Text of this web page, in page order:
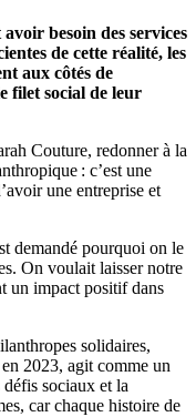
besoin des services
de cette réalité, les
aux côtés de
filet social de leur
Couture, redonner à la
: c’est une
une entreprise et
demandé pourquoi on le
On voulait laisser notre
un impact positif dans
solidaires,
2023, agit comme un
sociaux et la
car chaque histoire de